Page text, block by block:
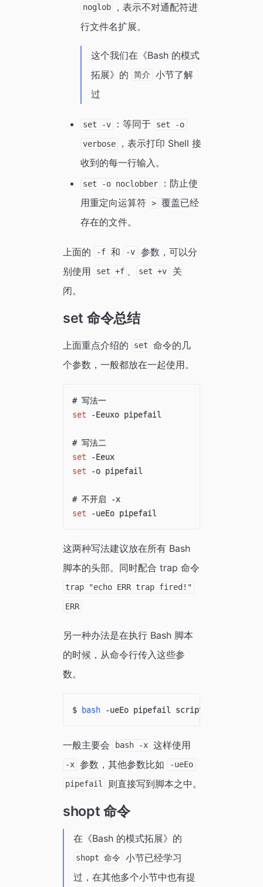
noglob
，表示不对通配符进
行文件名扩展。
这个我们在《Bash 的模式
拓展》的
简介
小节了解
过
set -v ：等同于 set -o
verbose
，表示打印 Shell 接
收到的每一行输入。
set -o noclobber
：防止使
用重定向运算符 > 覆盖已经
存在的文件。
上面的 -f 和 -v
参数，可以分
别使用
set +f set +v
关
闭。
set 命令总结
上面重点介绍的 set
命令的几
个参数，一般都放在一起使用。
# 写法一
set -Eeuxo pipefail
# 写法二
set
-Eeux
set -o pipefail
# 不开启 -x
set
这两种写法建议放在所有 Bash
脚本的头部。同时配合 trap 命令
trap "echo ERR trap fired!"
ERR
另一种办法是在执行 Bash 脚本
的时候，从命令行传入这些参
数。
$ bash
一般主要会 bash -x 这样使用
-x 参数，其他参数比如 -ueEo
pipefail 则直接写到脚本之中。
shopt 命令
在《Bash 的模式拓展》的
shopt 命令
小节已经学习
过，在其他多个小节中也有提